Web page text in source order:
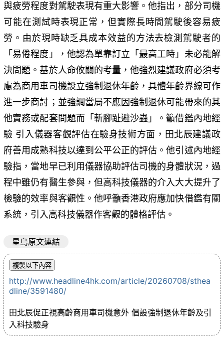
與疲勞程度對駕駛表現有重大影響。他指出，部分司機
可能在測試時表現正常，但實際長時間駕駛後容易疲
勞。由於現時缺乏具成本效益的方法去檢測駕駛者的
「易倦程度」，他認為單靠訂立「最高工時」未必能解
決問題。基於人命攸關的考量，他強烈建議政府必須考
慮為商用車司機設立強制退休年齡，具體年齡界線可作
進一步商討；並強調當局不應因強制退休可能帶來的其
他實務或配套問題而「斬腳趾避沙蟲」。籲借鑑內地經
驗 引入儀器客觀評估在驗身技術方面，田北辰建議政
府善用成熟科技以達到公平公正的評估。他引述內地經
驗指，當地早已利用儀器協助評估司機的身體狀況，過
程中雖仍有醫生參與，但高科技儀器的介入大大提升了
檢驗的效率與客觀性。他呼籲香港政府應加快借鑑有關
系統，引入高科技儀器作客觀的體格評估。
星島原文連結
http://www.headline4hk.com/article/20260708/sthea
dline/3591480/
田北辰促正視高齡商用車司機意外 倡設強制退休年齡及引
入科技驗身